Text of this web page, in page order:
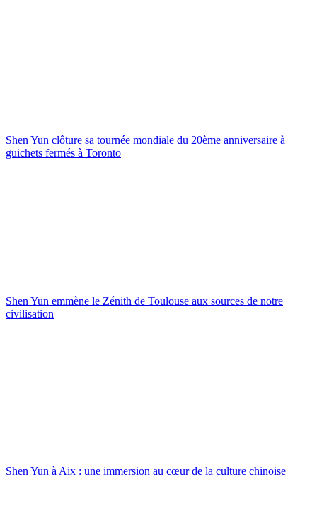
Shen Yun clôture sa tournée mondiale du 20ème anniversaire à
guichets fermés à Toronto
Shen Yun emmène le Zénith de Toulouse aux sources de notre
civilisation
Shen Yun à Aix : une immersion au cœur de la culture chinoise